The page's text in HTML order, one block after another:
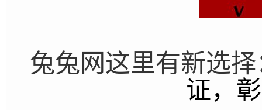
兔兔网这里有新选择
证，